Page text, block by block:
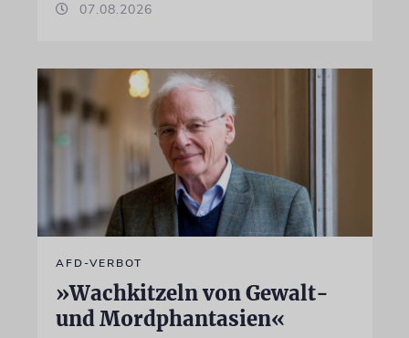
07.08.2026
AFD-VERBOT
»Wachkitzeln von Gewalt-
und Mordphantasien«